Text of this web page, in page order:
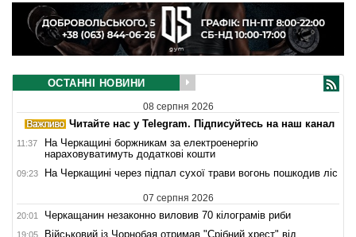
ОСТАННІ НОВИНИ
08 серпня 2026
Читайте нас у Telegram. Підписуйтесь на наш канал
11:37
На Черкащині боржникам за електроенергію
нараховуватимуть додаткові кошти
09:23 На Черкащині через підпал сухої трави вогонь пошкодив ліс
07 серпня 2026
20:01 Черкащанин незаконно виловив 70 кілограмів риби
19:05
Військовий із Чорнобая отримав "Срібний хрест" від